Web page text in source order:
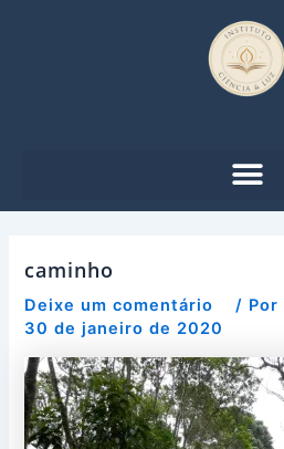
caminho
Deixe um comentário / Por
30 de janeiro de 2020